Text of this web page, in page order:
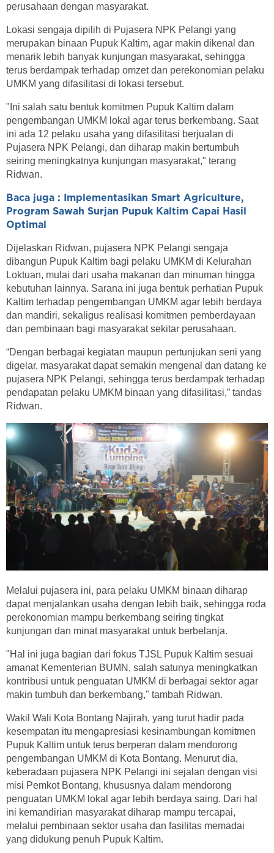
perusahaan dengan masyarakat.
Lokasi sengaja dipilih di Pujasera NPK Pelangi yang
merupakan binaan Pupuk Kaltim, agar makin dikenal dan
menarik lebih banyak kunjungan masyarakat, sehingga
terus berdampak terhadap omzet dan perekonomian pelaku
UMKM yang difasilitasi di lokasi tersebut.
"Ini salah satu bentuk komitmen Pupuk Kaltim dalam
pengembangan UMKM lokal agar terus berkembang. Saat
ini ada 12 pelaku usaha yang difasilitasi berjualan di
Pujasera NPK Pelangi, dan diharap makin bertumbuh
seiring meningkatnya kunjungan masyarakat," terang
Ridwan.
Baca juga : Implementasikan Smart Agriculture,
Program Sawah Surjan Pupuk Kaltim Capai Hasil
Optimal
Dijelaskan Ridwan, pujasera NPK Pelangi sengaja
dibangun Pupuk Kaltim bagi pelaku UMKM di Kelurahan
Loktuan, mulai dari usaha makanan dan minuman hingga
kebutuhan lainnya. Sarana ini juga bentuk perhatian Pupuk
Kaltim terhadap pengembangan UMKM agar lebih berdaya
dan mandiri, sekaligus realisasi komitmen pemberdayaan
dan pembinaan bagi masyarakat sekitar perusahaan.
“Dengan berbagai kegiatan maupun pertunjukan seni yang
digelar, masyarakat dapat semakin mengenal dan datang ke
pujasera NPK Pelangi, sehingga terus berdampak terhadap
pendapatan pelaku UMKM binaan yang difasilitasi,” tandas
Ridwan.
Melalui pujasera ini, para pelaku UMKM binaan diharap
dapat menjalankan usaha dengan lebih baik, sehingga roda
perekonomian mampu berkembang seiring tingkat
kunjungan dan minat masyarakat untuk berbelanja.
"Hal ini juga bagian dari fokus TJSL Pupuk Kaltim sesuai
amanat Kementerian BUMN, salah satunya meningkatkan
kontribusi untuk penguatan UMKM di berbagai sektor agar
makin tumbuh dan berkembang," tambah Ridwan.
Wakil Wali Kota Bontang Najirah, yang turut hadir pada
kesempatan itu mengapresiasi kesinambungan komitmen
Pupuk Kaltim untuk terus berperan dalam mendorong
pengembangan UMKM di Kota Bontang. Menurut dia,
keberadaan pujasera NPK Pelangi ini sejalan dengan visi
misi Pemkot Bontang, khususnya dalam mendorong
penguatan UMKM lokal agar lebih berdaya saing. Dari hal
ini kemandirian masyarakat diharap mampu tercapai,
melalui pembinaan sektor usaha dan fasilitas memadai
yang didukung penuh Pupuk Kaltim.